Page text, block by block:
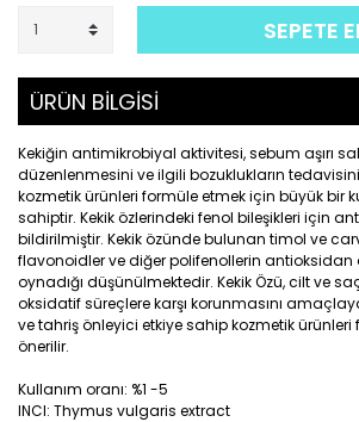
SEPETE
ÜRÜN BİLGİSİ
Kekiğin antimikrobiyal aktivitesi, sebum aşırı
düzenlenmesini ve ilgili bozuklukların
kozmetik ürünleri formüle etmek için büyük bir
sahiptir. Kekik özlerindeki fenol bileşikleri için
bildirilmiştir. Kekik özünde bulunan timol ve
flavonoidler ve diğer polifenollerin antioksidan
oynadığı düşünülmektedir. Kekik Özü, cilt ve
oksidatif süreçlere karşı korunmasını
ve tahriş önleyici etkiye sahip kozmetik ürünleri
önerilir.
Kullanım oranı: %1 -5
INCI: Thymus vulgaris extract